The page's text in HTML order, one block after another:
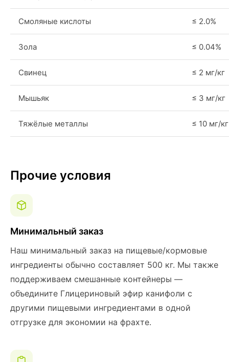
Смоляные кислоты ≤ 2.0%
Зола ≤ 0.04%
Свинец ≤ 2 мг/кг
Мышьяк ≤ 3 мг/кг
Тяжёлые металлы ≤ 10 мг/кг
Прочие условия
Минимальный заказ
Наш минимальный заказ на пищевые/кормовые
ингредиенты обычно составляет 500 кг. Мы также
поддерживаем смешанные контейнеры —
объедините Глицериновый эфир канифоли с
другими пищевыми ингредиентами в одной
отгрузке для экономии на фрахте.